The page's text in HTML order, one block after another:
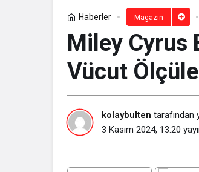
Haberler Magazin
Miley Cyrus
Vücut
kolaybulten tarafından
3 Kasım 2024, 13:20